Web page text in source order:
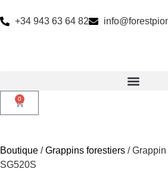
+34 943 63 64 82
0
Boutique /Grappins forestiers /
SG520S